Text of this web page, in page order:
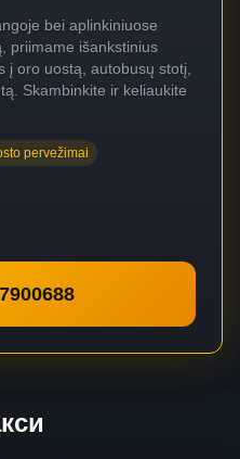
bei aplinkiniuose
priimame išankstinius
į oro uostą, autobusų stotį,
Skambinkite ir keliaukite
pervežimai